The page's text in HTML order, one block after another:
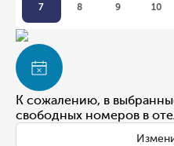
7 8 9 10
К сожалению, в
свободных номеров в